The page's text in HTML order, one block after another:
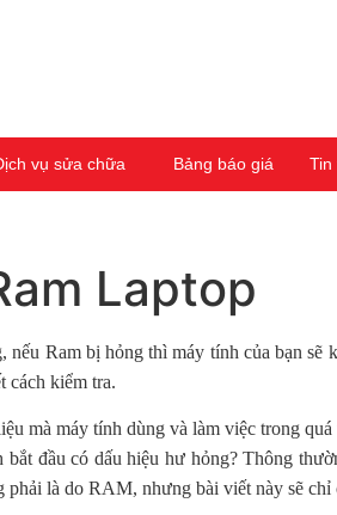
vụ sửa chữa Bảng báo giá Tin
Laptop
Ram bị hỏng thì máy tính của bạn
cách kiểm tra.
mà máy tính dùng và làm việc trong
đầu có dấu hiệu hư hỏng? Thông
là do RAM, nhưng bài viết này sẽ chỉ